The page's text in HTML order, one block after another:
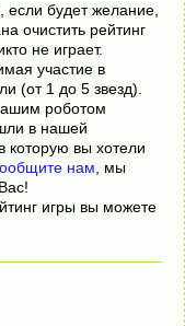
если будет желание,
очистить рейтинг
не играет.
участие в
(от 1 до 5 звезд).
роботом
в нашей
которую вы хотели
нам, мы
игры вы можете